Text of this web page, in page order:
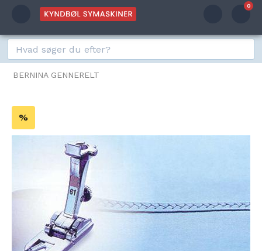
0
BERNINA GENNERELT
%